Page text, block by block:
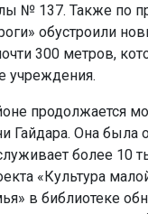
№ 137. Также по
обустроили
300 метров,
учреждения.
продолжается
Гайдара. Она была
более 10
«Культура
в библиотеке